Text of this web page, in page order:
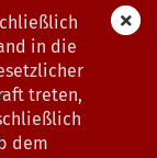
in die
treten,
dem